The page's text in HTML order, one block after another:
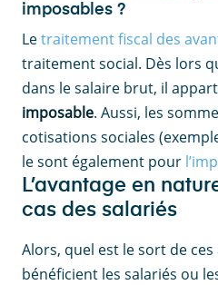
imposables ?
Letraitement fiscal des
traitement social. Dès lors
dans le salaire brut, il
imposable. Aussi, les
cotisations sociales
le sont également pour
L’avantage en
cas des salariés
Alors, quel est le sort de
bénéficient les salariés ou